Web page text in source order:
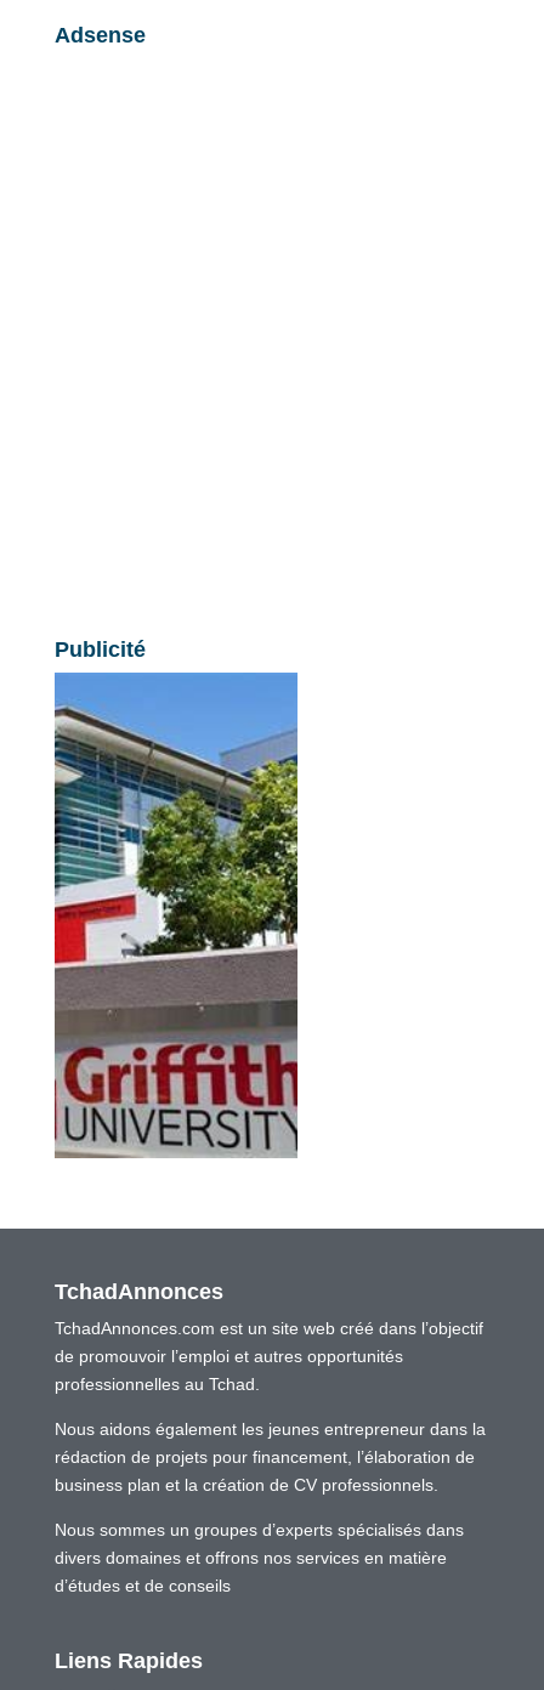
Adsense
Publicité
TchadAnnonces
TchadAnnonces.com est un site web créé dans l’objectif
de promouvoir l’emploi et autres opportunités
professionnelles au Tchad.
Nous aidons également les jeunes entrepreneur dans la
rédaction de projets pour financement, l’élaboration de
business plan et la création de CV professionnels.
Nous sommes un groupes d’experts spécialisés dans
divers domaines et offrons nos services en matière
d’études et de conseils
Liens Rapides